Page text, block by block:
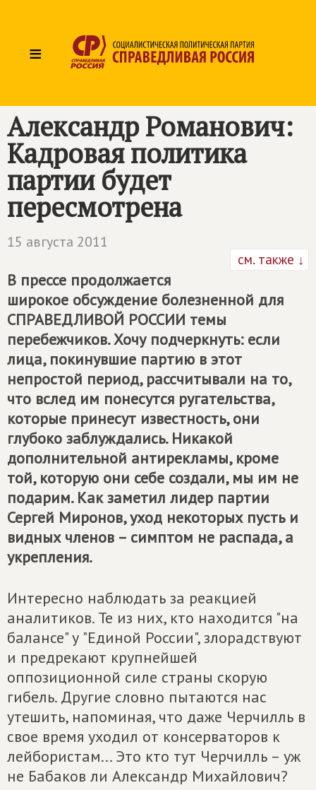
≡
Александр Романович:
Кадровая политика
партии будет
пересмотрена
15 августа 2011
см. также ↓
В прессе продолжается
широкое обсуждение болезненной для
СПРАВЕДЛИВОЙ РОССИИ темы
перебежчиков. Хочу подчеркнуть: если
лица, покинувшие партию в этот
непростой период, рассчитывали на то,
что вслед им понесутся ругательства,
которые принесут известность, они
глубоко заблуждались. Никакой
дополнительной антирекламы, кроме
той, которую они себе создали, мы им не
подарим. Как заметил лидер партии
Сергей Миронов, уход некоторых пусть и
видных членов – симптом не распада, а
укрепления.
Интересно наблюдать за реакцией
аналитиков. Те из них, кто находится "на
балансе" у "Единой России", злорадствуют
и предрекают крупнейшей
оппозиционной силе страны скорую
гибель. Другие словно пытаются нас
утешить, напоминая, что даже Черчилль в
свое время уходил от консерваторов к
лейбористам... Это кто тут Черчилль – уж
не Бабаков ли Александр Михайлович?